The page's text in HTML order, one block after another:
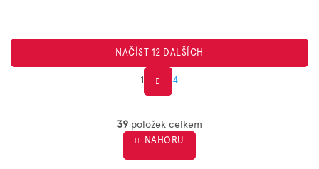
v
l
á
d
NAČÍST 12 DALŠÍCH
t
r
á
n
1 4
39 položek celkem
NAHORU